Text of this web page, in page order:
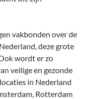
vakbonden over de
deze grote
wordt er zo
veilige en gezonde
in Nederland
Rotterdam